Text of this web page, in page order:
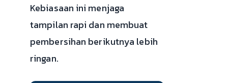
Kebiasaan ini menjaga
tampilan rapi dan membuat
pembersihan berikutnya lebih
ringan.